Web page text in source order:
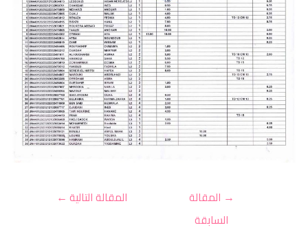
→المقالة
السابقة
المقالة التالية←